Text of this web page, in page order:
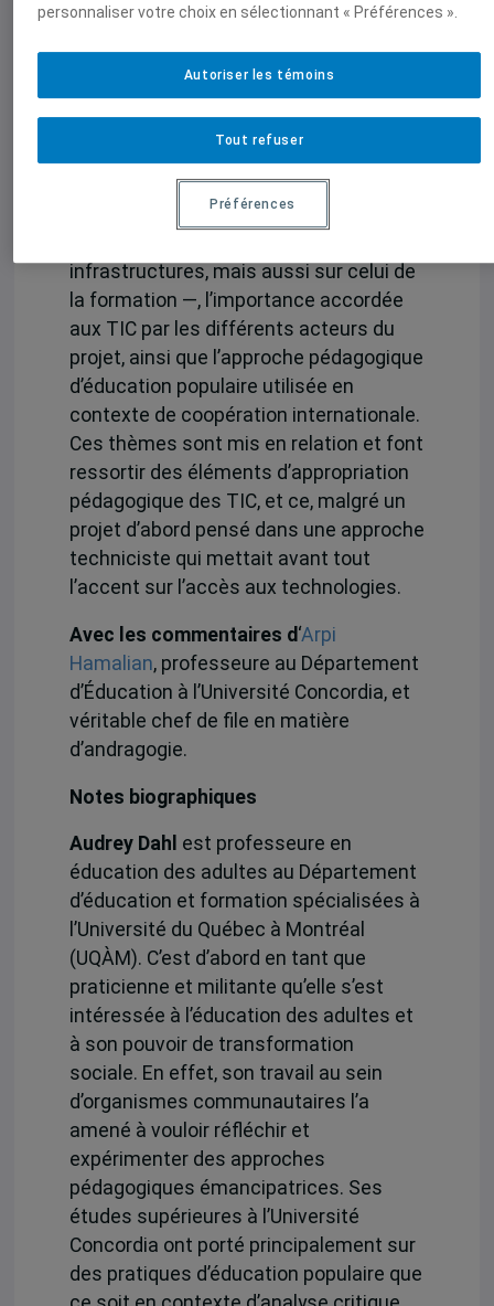
à diverses difficultés qui nuisent à
élèves et les enseignant-e-s. À partir
d’une intervention de courte durée
l’étude fait ressortir trois principaux
thèmes concernant l’accès — non
infrastructures, mais aussi sur celui de
la formation —, l’importance accordée
aux TIC par les différents acteurs du
projet, ainsi que l’approche pédagogique
d’éducation populaire utilisée en
contexte de coopération internationale.
Ces thèmes sont mis en relation et font
ressortir des éléments d’appropriation
pédagogique des TIC, et ce, malgré un
projet d’abord pensé dans une approche
techniciste qui mettait avant tout
l’accent sur l’accès aux technologies.
Avec les commentaires d ‘Arpi
Hamalian, professeure au Département
d’Éducation à l’Université Concordia, et
véritable chef de file en matière
d’andragogie.
Notes biographiques
Audrey Dahl est professeure en
éducation des adultes au Département
d’éducation et formation spécialisées à
l’Université du Québec à Montréal
(UQÀM). C’est d’abord en tant que
praticienne et militante qu’elle s’est
intéressée à l’éducation des adultes et
à son pouvoir de transformation
sociale. En effet, son travail au sein
d’organismes communautaires l’a
amené à vouloir réfléchir et
expérimenter des approches
pédagogiques émancipatrices. Ses
études supérieures à l’Université
Concordia ont porté principalement sur
des pratiques d’éducation populaire que
personnaliser votre choix en sélectionnant « Préférences ».
Tout refuser
Autoriser les témoins
Préférences